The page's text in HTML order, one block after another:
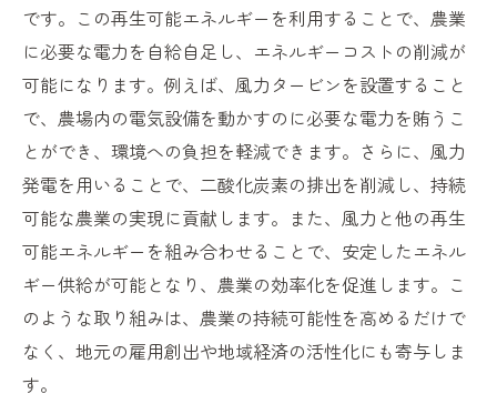
です。この再生可能エネルギーを利用することで、農業
に必要な電力を自給自足し、エネルギーコストの削減が
可能になります。例えば、風力タービンを設置すること
で、農場内の電気設備を動かすのに必要な電力を賄うこ
とができ、環境への負担を軽減できます。さらに、風力
発電を用いることで、二酸化炭素の排出を削減し、持続
可能な農業の実現に貢献します。また、風力と他の再生
可能エネルギーを組み合わせることで、安定したエネル
ギー供給が可能となり、農業の効率化を促進します。こ
のような取り組みは、農業の持続可能性を高めるだけで
なく、地元の雇用創出や地域経済の活性化にも寄与しま
す。